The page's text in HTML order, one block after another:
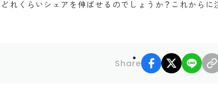
どれくらいシェアを伸ばせるのでしょうか？これからに
Share
facebook
X LINE